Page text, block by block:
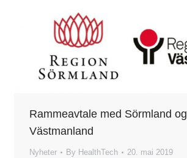
Rammeavtale med Sörmland og
Västmanland
Nyheter By HealthTech 20. mai 2019